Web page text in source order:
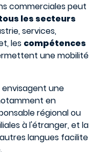
commerciales peut
les secteurs
services,
les compétences
une mobilité
une
en
régional ou
à l'étranger, et la
langues facilite